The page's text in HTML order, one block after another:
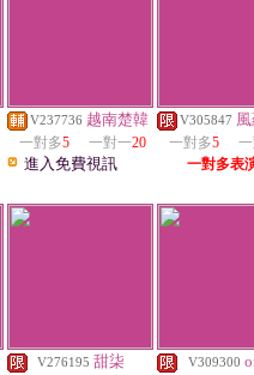
V237736 越南楚韓
一對多5 一對一20
進入免費視訊
V305847
一對多5
一對多表
V276195 甜柒 V309300